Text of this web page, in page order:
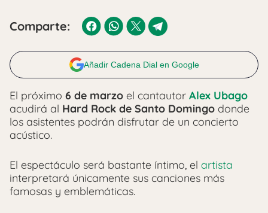
Comparte:
Añadir Cadena Dial en Google
El próximo 6 de marzo el cantautor Alex Ubago
acudirá al Hard Rock de Santo Domingo donde
los asistentes podrán disfrutar de un concierto
acústico.
El espectáculo será bastante íntimo, el artista
interpretará únicamente sus canciones más
famosas y emblemáticas.